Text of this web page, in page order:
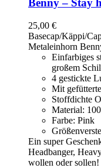
Benny – Stay
25,00 €
Basecap/Käppi/
Metaleinhorn
Einfarbiges
großem
4 gestickte
Mit
Stoffdichte
Material:
Farbe: Pink
Ein super
Headbanger,
wollen oder sollen!